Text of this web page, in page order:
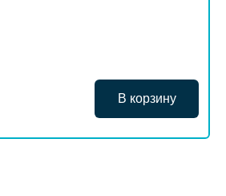
В корзину